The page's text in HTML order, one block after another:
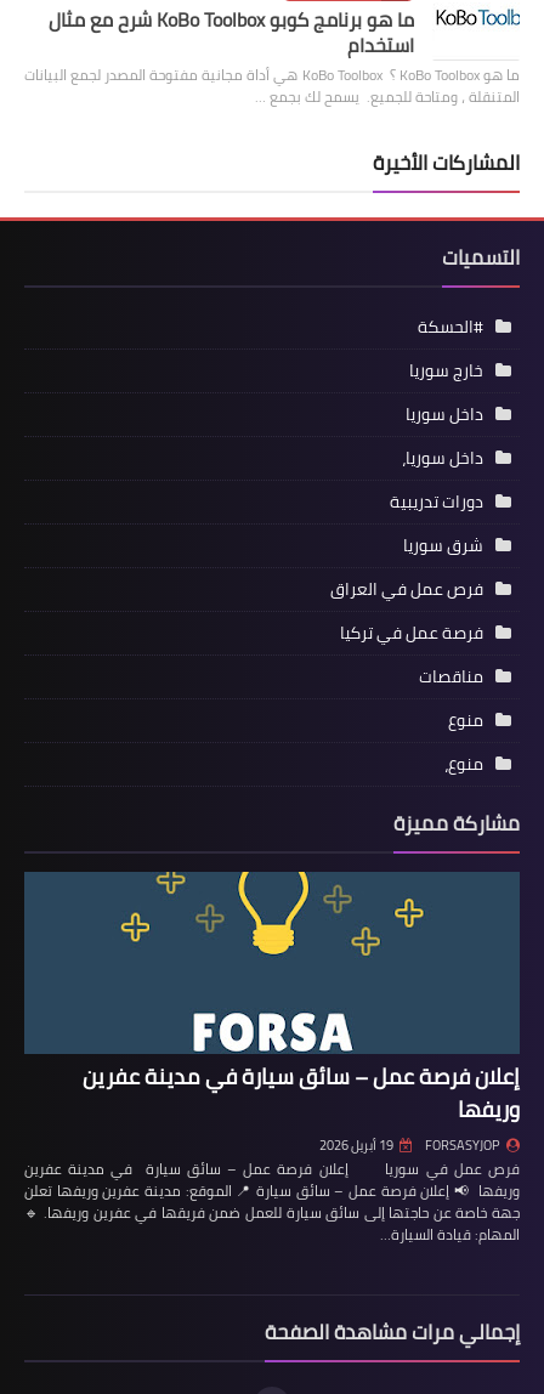
ما هو برنامج كوبو KoBo Toolbox شرح مع مثال
استخدام
ما هو KoBo Toolbox ؟ KoBo Toolbox هي أداة مجانية مفتوحة المصدر لجمع البيانات
المتنقلة ، ومتاحة للجميع. يسمح لك بجمع …
المشاركات الأخيرة
التسميات
#الحسكة
خارج سوريا
داخل سوريا
داخل سوريا،
دورات تدريبية
شرق سوريا
فرص عمل في العراق
فرصة عمل في تركيا
مناقصات
منوع
منوع،
مشاركة مميزة
إعلان فرصة عمل – سائق سيارة في مدينة عفرين
وريفها
FORSASYJOP 19 أبريل 2026
فرص عمل في سوريا إعلان فرصة عمل – سائق سيارة في مدينة عفرين
وريفها 📢 إعلان فرصة عمل – سائق سيارة 📍 الموقع: مدينة عفرين وريفها تعلن
جهة خاصة عن حاجتها إلى سائق سيارة للعمل ضمن فريقها في عفرين وريفها. 🔹
المهام: قيادة السيارة…
إجمالي مرات مشاهدة الصفحة